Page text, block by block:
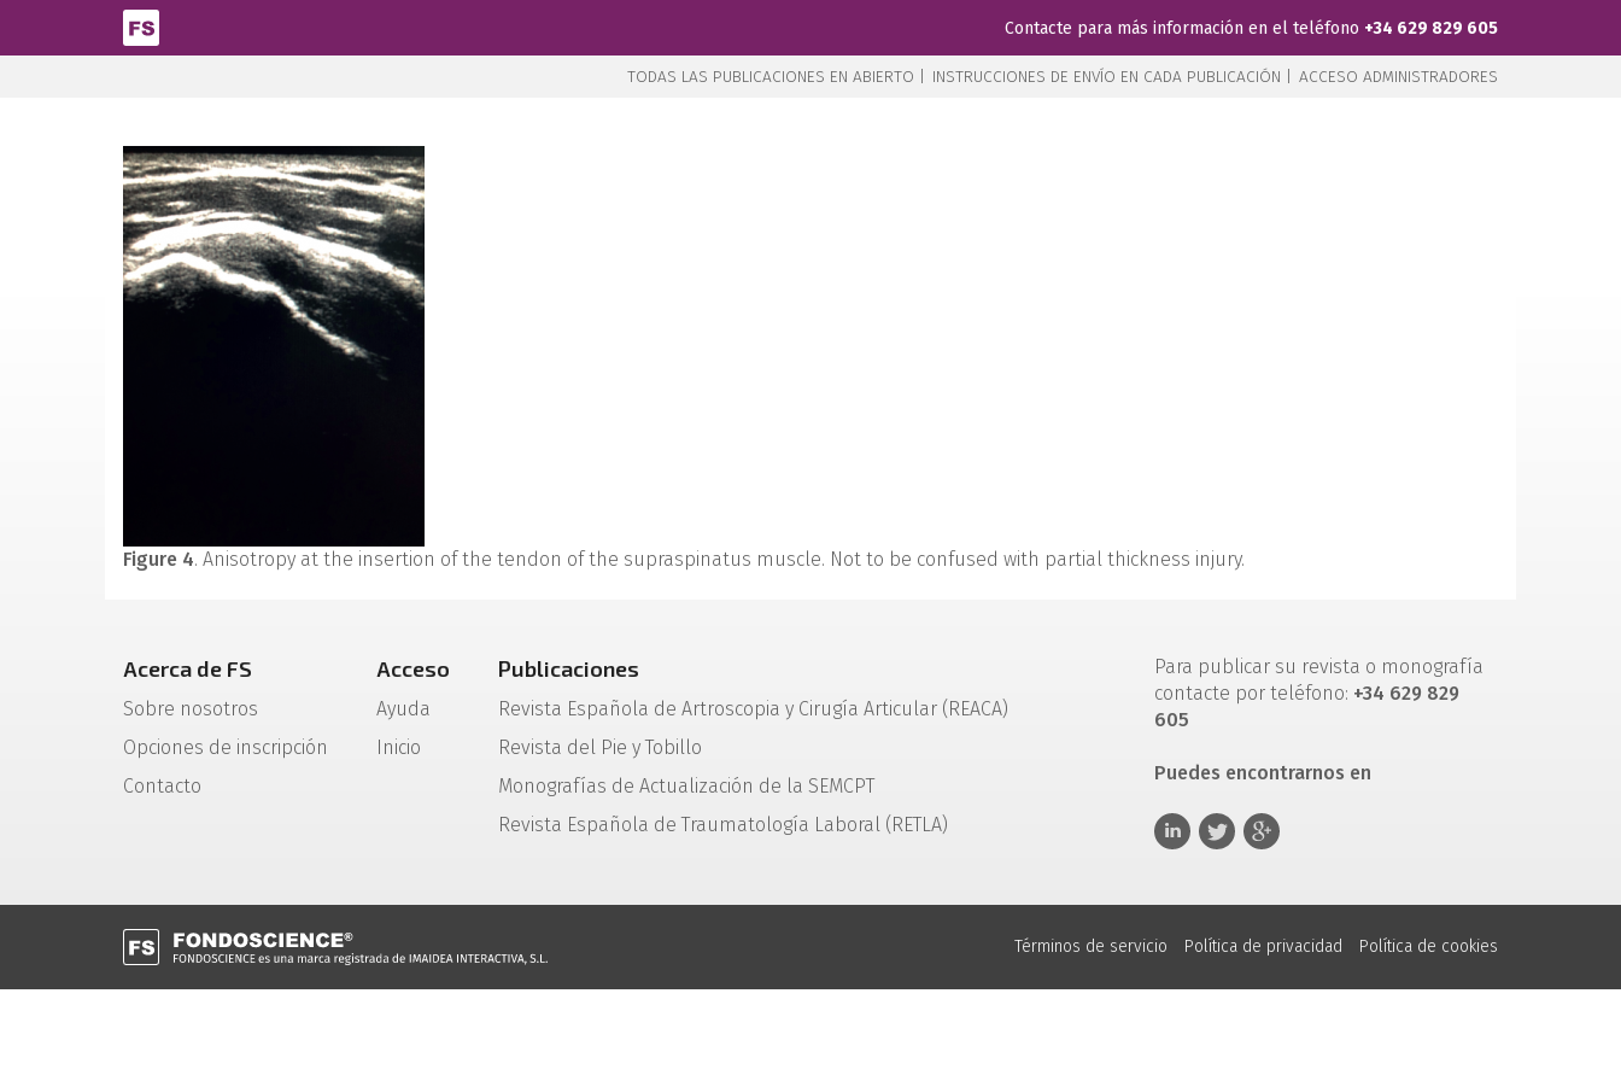
Pasar al contenido principal
Contacte para más información en el teléfono +34 629 829 605
TODAS LAS PUBLICACIONES EN ABIERTO | INSTRUCCIONES DE ENVÍO EN CADA PUBLICACIÓN | ACCESO ADMINISTRADORES
Figure 4. Anisotropy at the insertion of the tendon of the supraspinatus muscle. Not to be confused with partial thickness injury.
Acerca de FS
Sobre nosotros
Opciones de inscripción
Contacto
Acceso
Ayuda
Inicio
Publicaciones
Revista Española de Artroscopia y Cirugía Articular (REACA)
Revista del Pie y Tobillo
Monografías de Actualización de la SEMCPT
Revista Española de Traumatología Laboral (RETLA)
Para publicar su revista o monografía
contacte por teléfono: +34 629 829
605
Puedes encontrarnos en
Términos de servicio Política de privacidad Política de cookies